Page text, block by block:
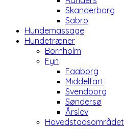
Skanderborg
Sabro
Hundemassage
Hundetræner
Bornholm
Fyn
Faaborg
Middelfart
Svendborg
Søndersø
Årslev
Hovedstadsområdet